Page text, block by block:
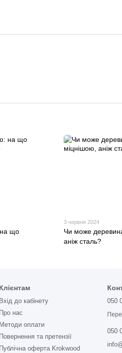
що
3 червня 2024
Чи може
аніж сталь?
Клієнтам
Вхід до кабінету
Про нас
Методи оплати
Повернення та претензії
Публічна оферта Krokwood
050
050